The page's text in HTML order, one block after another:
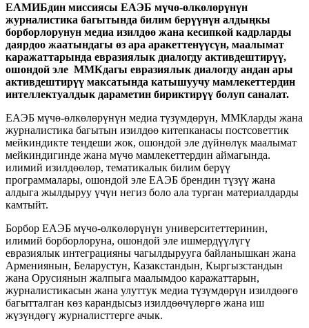
ЕАМИБдин миссиясы ЕАЭБ мүчө-өлкөлөрүнүн
журналистика багытында билим берүүнүн алдыңкы
борборлорунун медиа изилдөө жана кесипкөй кадрларды
даярдоо жаатындагы өз ара аракеттенүүсүн, маалымат
каражаттарында евразиялык диалогду активдештирүү,
ошондой эле ММКдагы евразиялык диалогду андан ары
активдештирүү максатында катышуучу мамлекеттердин
интеллектуалдык дараметин бириктирүү болуп саналат.
ЕАЭБ мүчө-өлкөлөрүнүн медиа түзүмдөрүн, ММКларды жана
журналистика багытын изилдөө китепканасы постсоветтик
мейкиндикте теңдеши жок, ошондой эле дүйнөлүк маалымат
мейкиндигинде жана мүчө мамлекеттердин аймагында.
илимий изилдөөлөр, тематикалык билим берүү
программалары, ошондой эле ЕАЭБ брендин түзүү жана
алдыга жылдыруу үчүн негиз боло ала турган материалдарды
камтыйт.
Борбор ЕАЭБ мүчө-өлкөлөрүнүн университеттеринин,
илимий борборлоруна, ошондой эле ишмердүүлүгү
евразиялык интеграцияны чагылдырууга байланышкан жана
Армениянын, Беларустун, Казакстандын, Кыргызстандын
жана Орусиянын жалпыга маалымдоо каражаттарын,
журналистикасын жана улуттук медиа түзүмдөрүн изилдөөгө
багытталган көз карандысыз изилдөөчүлөргө жана иш
жүзүндөгү журналисттерге ачык.